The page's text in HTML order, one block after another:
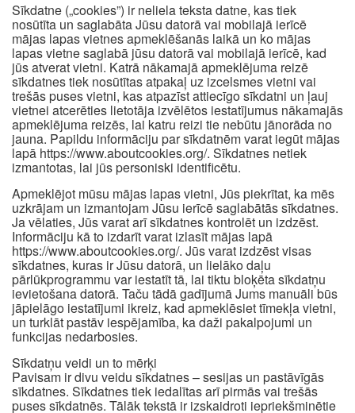
Sīkdatne („cookies”) ir neliela teksta datne, kas tiek
nosūtīta un saglabāta Jūsu datorā vai mobilajā ierīcē
mājas lapas vietnes apmeklēšanās laikā un ko mājas
lapas vietne saglabā jūsu datorā vai mobilajā ierīcē, kad
jūs atverat vietni. Katrā nākamajā apmeklējuma reizē
sīkdatnes tiek nosūtītas atpakaļ uz izcelsmes vietni vai
trešās puses vietni, kas atpazīst attiecīgo sīkdatni un ļauj
vietnei atcerēties lietotāja izvēlētos iestatījumus nākamajās
apmeklējuma reizēs, lai katru reizi tie nebūtu jānorāda no
jauna. Papildu informāciju par sīkdatnēm varat iegūt mājas
lapā https://www.aboutcookies.org/. Sīkdatnes netiek
izmantotas, lai jūs personiski identificētu.
Apmeklējot mūsu mājas lapas vietni, Jūs piekrītat, ka mēs
uzkrājam un izmantojam Jūsu ierīcē saglabātās sīkdatnes.
Ja vēlaties, Jūs varat arī sīkdatnes kontrolēt un izdzēst.
Informāciju kā to izdarīt varat izlasīt mājas lapā
https://www.aboutcookies.org/. Jūs varat izdzēst visas
sīkdatnes, kuras ir Jūsu datorā, un lielāko daļu
pārlūkprogrammu var iestatīt tā, lai tiktu bloķēta sīkdatņu
ievietošana datorā. Taču tādā gadījumā Jums manuāli būs
jāpielāgo iestatījumi ikreiz, kad apmeklēsiet tīmekļa vietni,
un turklāt pastāv iespējamība, ka daži pakalpojumi un
funkcijas nedarbosies.
Sīkdatņu veidi un to mērķi
Pavisam ir divu veidu sīkdatnes – sesijas un pastāvīgās
sīkdatnes. Sīkdatnes tiek iedalītas arī pirmās vai trešās
puses sīkdatnēs. Tālāk tekstā ir izskaidroti iepriekšminētie